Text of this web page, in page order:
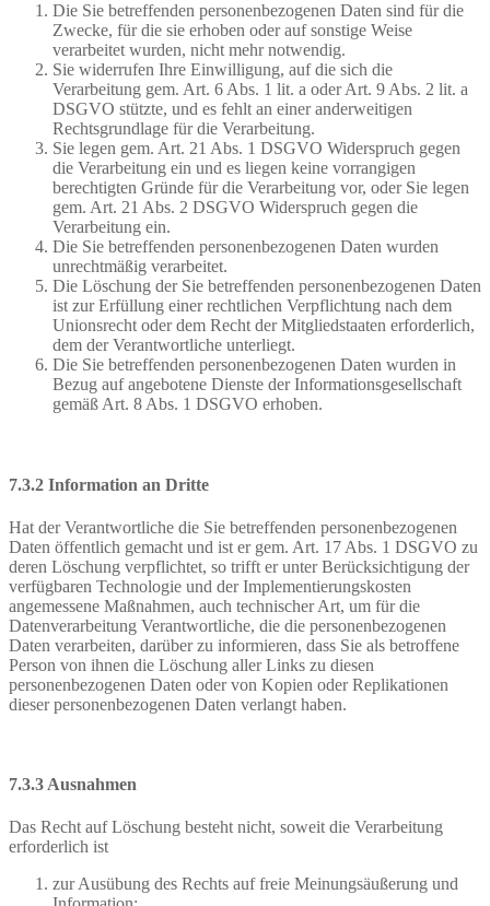
Die Sie betreffenden personenbezogenen Daten sind für die
Zwecke, für die sie erhoben oder auf sonstige Weise
verarbeitet wurden, nicht mehr notwendig.
Sie widerrufen Ihre Einwilligung, auf die sich die
Verarbeitung gem. Art. 6 Abs. 1 lit. a oder Art. 9 Abs. 2 lit. a
DSGVO stützte, und es fehlt an einer anderweitigen
Rechtsgrundlage für die Verarbeitung.
Sie legen gem. Art. 21 Abs. 1 DSGVO Widerspruch gegen
die Verarbeitung ein und es liegen keine vorrangigen
berechtigten Gründe für die Verarbeitung vor, oder Sie legen
gem. Art. 21 Abs. 2 DSGVO Widerspruch gegen die
Verarbeitung ein.
Die Sie betreffenden personenbezogenen Daten wurden
unrechtmäßig verarbeitet.
Die Löschung der Sie betreffenden personenbezogenen Daten
ist zur Erfüllung einer rechtlichen Verpflichtung nach dem
Unionsrecht oder dem Recht der Mitgliedstaaten erforderlich,
dem der Verantwortliche unterliegt.
Die Sie betreffenden personenbezogenen Daten wurden in
Bezug auf angebotene Dienste der Informationsgesellschaft
gemäß Art. 8 Abs. 1 DSGVO erhoben.
7.3.2 Information an Dritte
Hat der Verantwortliche die Sie betreffenden personenbezogenen
Daten öffentlich gemacht und ist er gem. Art. 17 Abs. 1 DSGVO zu
deren Löschung verpflichtet, so trifft er unter Berücksichtigung der
verfügbaren Technologie und der Implementierungskosten
angemessene Maßnahmen, auch technischer Art, um für die
Datenverarbeitung Verantwortliche, die die personenbezogenen
Daten verarbeiten, darüber zu informieren, dass Sie als betroffene
Person von ihnen die Löschung aller Links zu diesen
personenbezogenen Daten oder von Kopien oder Replikationen
dieser personenbezogenen Daten verlangt haben.
7.3.3 Ausnahmen
Das Recht auf Löschung besteht nicht, soweit die Verarbeitung
erforderlich ist
zur Ausübung des Rechts auf freie Meinungsäußerung und